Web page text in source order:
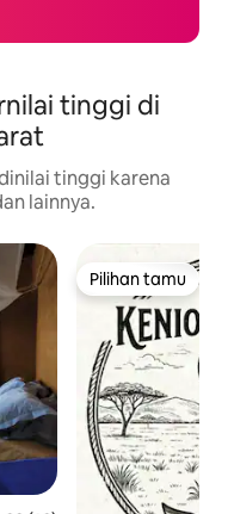
tinggi di
tinggi karena
lainnya.
Pilihan tamu
Pilihan tamu